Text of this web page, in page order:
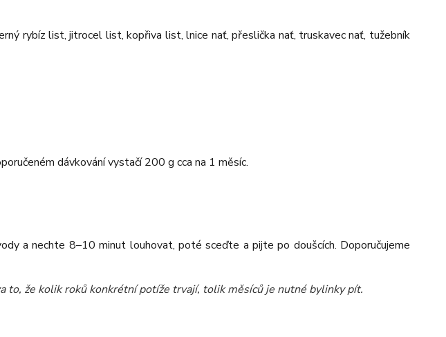
rybíz list, jitrocel list, kopřiva list, lnice nať, přeslička nať, truskavec nať, tužebník
dávkování vystačí 200 g cca na 1 měsíc.
a nechte 8–10 minut louhovat, poté sceďte a pijte po doušcích. Doporučujeme
to, že kolik roků konkrétní potíže trvají, tolik měsíců je nutné bylinky pít.